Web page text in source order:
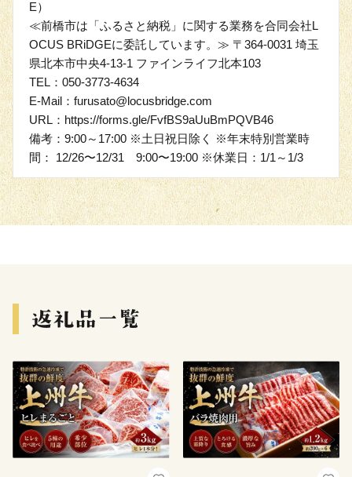
E）
≪前橋市は「ふるさと納税」に関する業務を合同会社L
OCUS BRiDGEに委託しています。≫ 〒364-0031 埼玉
県北本市中央4-13-1 ファインライフ北本103
TEL：050-3773-4634
E-Mail：furusato@locusbridge.com
URL：https://forms.gle/FvfBS9aUuBmPQVB46
備考：9:00～17:00 ※土日祝日除く ※年末特別営業時
間： 12/26〜12/31 9:00〜19:00 ※休業日：1/1～1/3